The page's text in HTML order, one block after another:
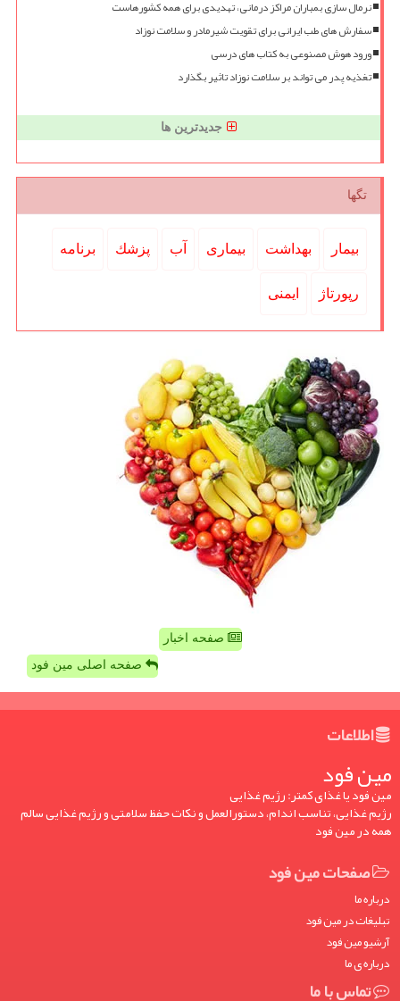
نرمال سازی بمباران مراکز درمانی، تهدیدی برای همه کشورهاست
سفارش های طب ایرانی برای تقویت شیرمادر و سلامت نوزاد
ورود هوش مصنوعی به کتاب های درسی
تغذیه پدر می تواند بر سلامت نوزاد تاثیر بگذارد
جدیدترین ها
تگها
بیمار بهداشت بیماری آب پزشك برنامه
رپورتاژ ایمنی
صفحه اخبار
صفحه اصلی مین فود
اطلاعات
مین فود
مین فود یا غذای کمتر: رژیم غذایی
رژیم غذایی، تناسب اندام، دستورالعمل و نکات حفظ سلامتی و رژیم غذایی سالم
همه در مین فود
صفحات مین فود
درباره ما
تبلیغات در مین فود
آرشیو مین فود
درباره ی ما
تماس با ما